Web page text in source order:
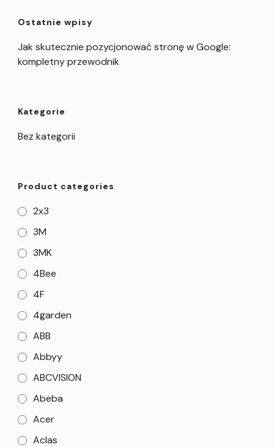
Ostatnie wpisy
Jak skutecznie pozycjonować stronę w Google:
kompletny przewodnik
Kategorie
Bez kategorii
Product categories
2x3
3M
3MK
4Bee
4F
4garden
ABB
Abbyy
ABCVISION
Abeba
Acer
Aclas